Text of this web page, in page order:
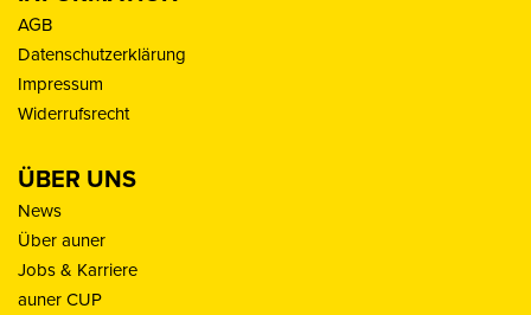
AGB
Datenschutzerklärung
Impressum
Widerrufsrecht
ÜBER UNS
News
Über auner
Jobs & Karriere
auner CUP